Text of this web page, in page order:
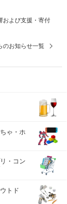
および支援・寄付
のお知らせ一覧
ゃ・ホ
・コン
トド